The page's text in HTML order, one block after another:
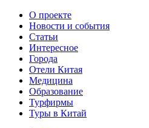
О проекте
Новости и события
Статьи
Интересное
Города
Отели Китая
Медицина
Образование
Турфирмы
Туры в Китай